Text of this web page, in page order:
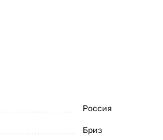
Россия
Бриз